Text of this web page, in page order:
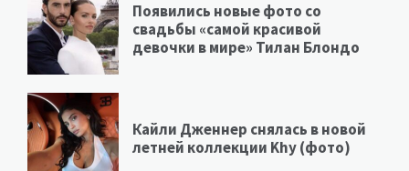
Появились новые фото со
свадьбы «самой красивой
девочки в мире» Тилан Блондо
Кайли Дженнер снялась в новой
летней коллекции Khy (фото)